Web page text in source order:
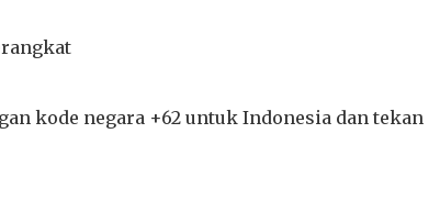
kode negara +62 untuk Indonesia dan tekan